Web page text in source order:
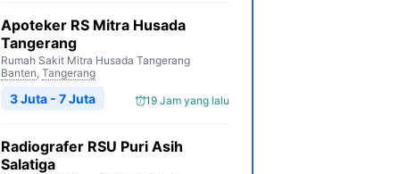
Apoteker RS Mitra Husada
Tangerang
Rumah Sakit Mitra Husada Tangerang
Banten, Tangerang
19 Jam yang lalu
3 Juta - 7 Juta
Radiografer RSU Puri Asih
Salatiga